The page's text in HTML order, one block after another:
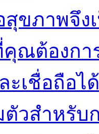
สุขภาพจึ
คุณต้องก
เชื่อถือได้
ตัวสำหรับ